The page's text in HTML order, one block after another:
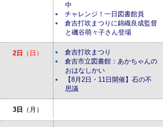
中
チャレンジ！一日図書館員
倉吉打吹まつりに錦織良成監督
と磯谷萌々子さん登場
2日 （日）
倉吉打吹まつり
倉吉市立図書館：あかちゃんの
おはなしかい
【8月2日・11日開催】石の不
思議
3日 （月）